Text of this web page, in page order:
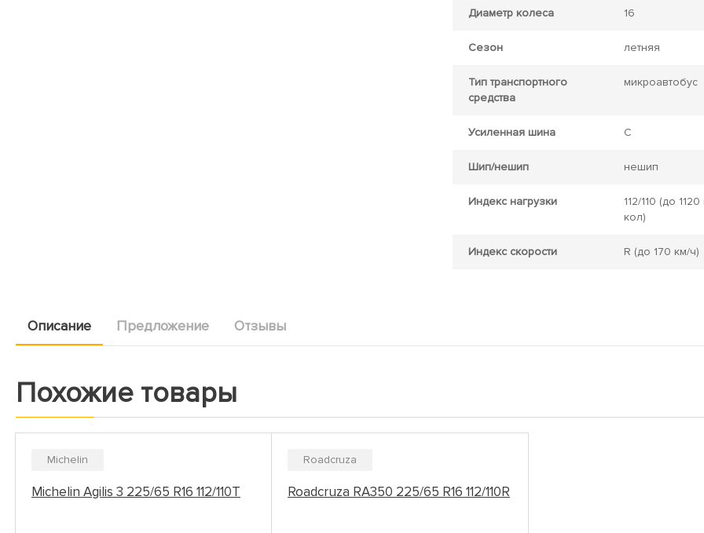
Диаметр колеса 16
Сезон летняя
Тип транспортного
средства
микроавтобус
Усиленная шина C
Шип/нешип нешип
Индекс нагрузки 112/110 (до 1120
кол)
Индекс скорости R (до 170 км/ч)
Описание Предложение Отзывы
Похожие товары
Michelin
Michelin Agilis 3 225/65 R16 112/110T
Roadcruza
Roadcruza RA350 225/65 R16 112/110R